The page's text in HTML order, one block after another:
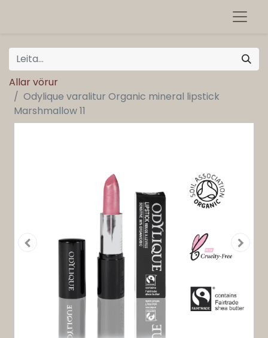
Allar vörur
Odylique varalitur Organic mineral lipstick
Marshmallow 11